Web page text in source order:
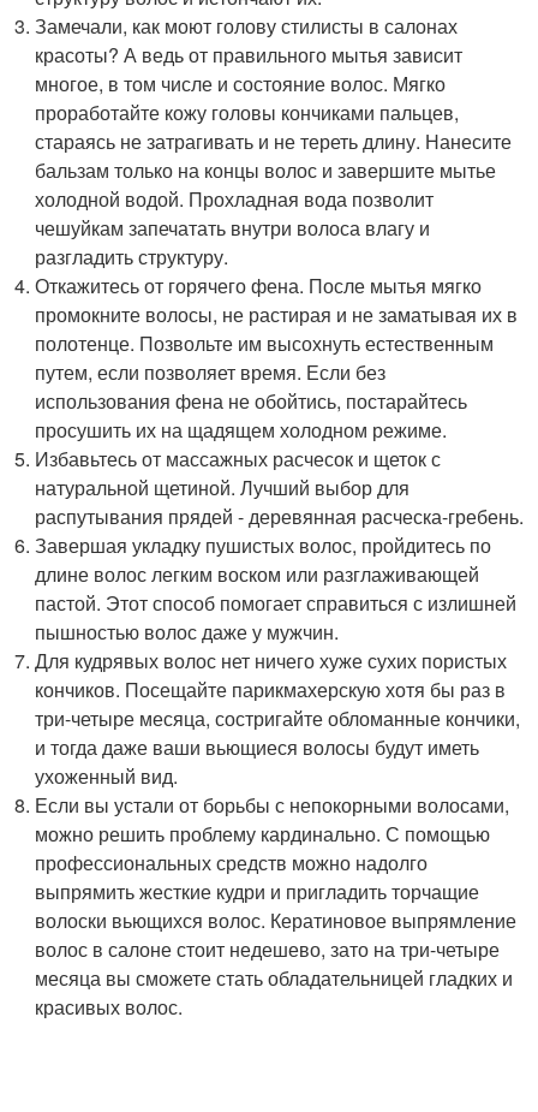
Замечали, как моют голову стилисты в салонах
красоты? А ведь от правильного мытья зависит
многое, в том числе и состояние волос. Мягко
проработайте кожу головы кончиками пальцев,
стараясь не затрагивать и не тереть длину. Нанесите
бальзам только на концы волос и завершите мытье
холодной водой. Прохладная вода позволит
чешуйкам запечатать внутри волоса влагу и
разгладить структуру.
Откажитесь от горячего фена. После мытья мягко
промокните волосы, не растирая и не заматывая их в
полотенце. Позвольте им высохнуть естественным
путем, если позволяет время. Если без
использования фена не обойтись, постарайтесь
просушить их на щадящем холодном режиме.
Избавьтесь от массажных расчесок и щеток с
натуральной щетиной. Лучший выбор для
распутывания прядей - деревянная расческа-гребень.
Завершая укладку пушистых волос, пройдитесь по
длине волос легким воском или разглаживающей
пастой. Этот способ помогает справиться с излишней
пышностью волос даже у мужчин.
Для кудрявых волос нет ничего хуже сухих пористых
кончиков. Посещайте парикмахерскую хотя бы раз в
три-четыре месяца, состригайте обломанные кончики,
и тогда даже ваши вьющиеся волосы будут иметь
ухоженный вид.
Если вы устали от борьбы с непокорными волосами,
можно решить проблему кардинально. С помощью
профессиональных средств можно надолго
выпрямить жесткие кудри и пригладить торчащие
волоски вьющихся волос. Кератиновое выпрямление
волос в салоне стоит недешево, зато на три-четыре
месяца вы сможете стать обладательницей гладких и
красивых волос.